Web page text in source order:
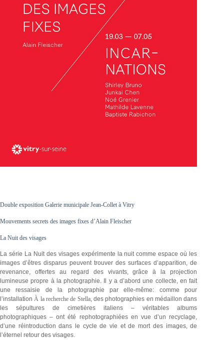
Double exposition Galerie municipale Jean-Collet à Vitry
Mouvements secrets des images fixes d’Alain Fleischer
La Nuit des visages
La série La Nuit des visages expérimente la nuit comme espace où les
images d’êtres disparus peuvent trouver des surfaces d’apparition, de
revenance, offertes au regard des vivants, grâce à la projection
lumineuse propre à la photographie. Il y a d’abord une collecte, en fait
une ressaisie de la photographie par elle-même: comme pour
l’installationÀ la recherche de Stella, des photographies en médaillon dans
les sépultures de cimetières italiens – véritables albums
photographiques – ont été rephotographiées en vue d’un recyclage,
d’une réintroduction dans le cycle de vie et de mort des images, de
l’éternel retour des visages.